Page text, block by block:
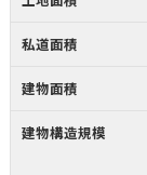
私道面積
建物面積
建物構造規模